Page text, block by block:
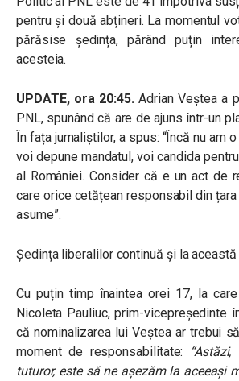
pentru și două abțineri. La momentul
părăsise ședința, părând puțin
acesteia.
UPDATE, ora 20:45.Adrian Veștea a
PNL, spunând că are de ajuns într-un
În fața jurnaliștilor, a spus: “Încă nu am
voi depune mandatul, voi candida
al României. Consider că e un act de
care orice cetățean responsabil din
asume”.
Ședința liberalilor continuă și la această
Cu puțin timp înaintea orei 17, la
Nicoleta Pauliuc, prim-vicepreședinte
că nominalizarea lui Veștea ar trebui
moment de responsabilitate:
tuturor, este să ne așezăm la aceeași